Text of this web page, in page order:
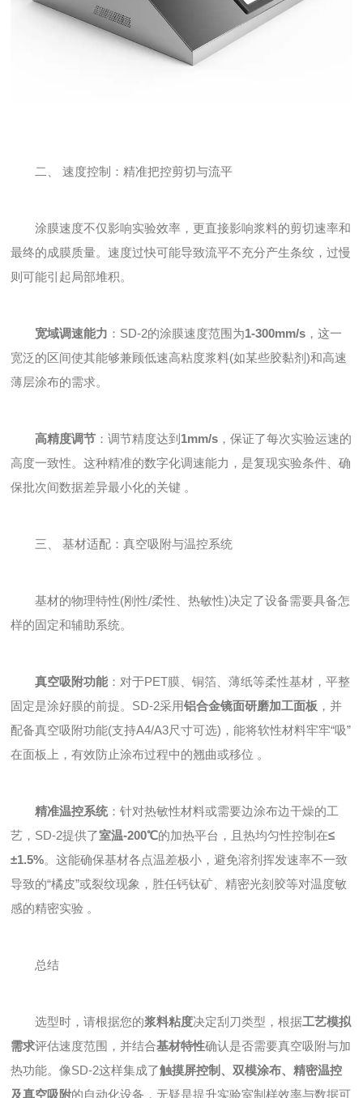
二、 速度控制：精准把控剪切与流平
涂膜速度不仅影响实验效率，更直接影响浆料的剪切速率和
最终的成膜质量。速度过快可能导致流平不充分产生条纹，过慢
则可能引起局部堆积。
宽域调速能力 ：SD-2的涂膜速度范围为1-300mm/s ，这一
宽泛的区间使其能够兼顾低速高粘度浆料(如某些胶黏剂)和高速
薄层涂布的需求。
高精度调节 ：调节精度达到 1mm/s ，保证了每次实验运速的
高度一致性。这种精准的数字化调速能力，是复现实验条件、确
保批次间数据差异最小化的关键 。
三、 基材适配：真空吸附与温控系统
基材的物理特性(刚性/柔性、热敏性)决定了设备需要具备怎
样的固定和辅助系统。
真空吸附功能 ：对于PET膜、铜箔、薄纸等柔性基材，平整
固定是涂好膜的前提。SD-2采用铝合金镜面研磨加工面板 ，并
配备真空吸附功能(支持A4/A3尺寸可选)，能将软性材料牢牢“吸”
在面板上，有效防止涂布过程中的翘曲或移位 。
精准温控系统：针对热敏性材料或需要边涂布边干燥的工
艺，SD-2提供了室温-200℃的加热平台，且热均匀性控制在≤
±1.5%。这能确保基材各点温差极小，避免溶剂挥发速率不一致
导致的“橘皮”或裂纹现象，胜任钙钛矿、精密光刻胶等对温度敏
感的精密实验 。
总结
选型时，请根据您的浆料粘度决定刮刀类型，根据工艺模拟
需求评估速度范围，并结合基材特性确认是否需要真空吸附与加
热功能。像SD-2这样集成了触摸屏控制、双模涂布、精密温控
及真空吸附的自动化设备，无疑是提升实验室制样效率与数据可